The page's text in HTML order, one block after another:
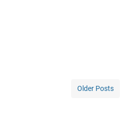
Older Posts